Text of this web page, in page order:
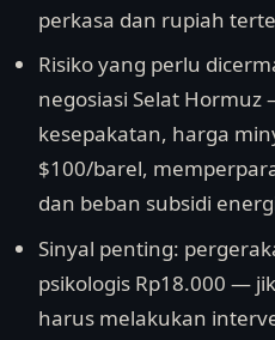
perkasa dan rupiah
Risiko yang perlu
negosiasi Selat
kesepakatan, harga
$100/barel,
dan beban subsidi
Sinyal penting:
psikologis Rp18.000 —
harus melakukan